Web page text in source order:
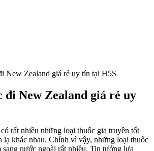
New Zealand giá rẻ uy tín tại H5S
đi New Zealand giá rẻ uy
rất nhiều những loại thuốc gia truyền tốt
lạ khác nhau. Chính vì vậy, những loại thuốc
nước ngoài rất nhiều. Tin tưởng lựa